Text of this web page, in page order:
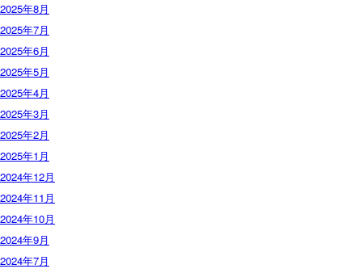
2025年8月
2025年7月
2025年6月
2025年5月
2025年4月
2025年3月
2025年2月
2025年1月
2024年12月
2024年11月
2024年10月
2024年9月
2024年7月